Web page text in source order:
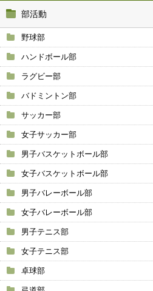
部活動
野球部
ハンドボール部
ラグビー部
バドミントン部
サッカー部
女子サッカー部
男子バスケットボール部
女子バスケットボール部
男子バレーボール部
女子バレーボール部
男子テニス部
女子テニス部
卓球部